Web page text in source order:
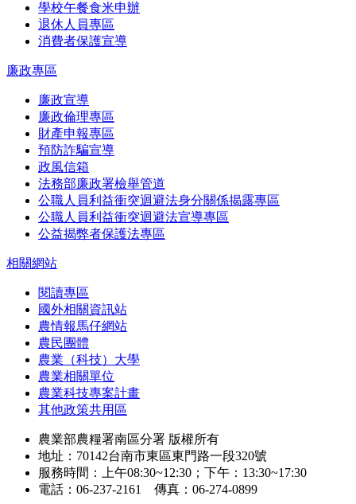
學校午餐食米申辦
退休人員專區
消費者保護宣導
廉政專區
廉政宣導
廉政倫理專區
財產申報專區
預防詐騙宣導
政風信箱
法務部廉政署檢舉管道
公職人員利益衝突迴避法身分關係揭露專區
公職人員利益衝突迴避法宣導專區
公益揭弊者保護法專區
相關網站
閱讀專區
國外相關資訊站
農情報馬仔網站
農民團體
農業（科技）大學
農業相關單位
農業科技專案計畫
其他政策共用區
農業部農糧署南區分署 版權所有
地址：70142台南市東區東門路一段320號
服務時間：上午08:30~12:30；下午：13:30~17:30
電話：06-237-2161 傳真：06-274-0899